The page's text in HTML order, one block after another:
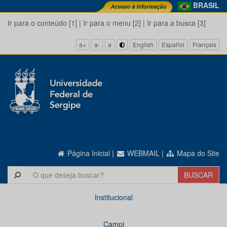
BRASIL
Ir para o conteúdo [1] | Ir para o menu [2] | Ir para a busca [3]
a+ a- a English Español Français
Página Inicial | WEBMAIL | Mapa do Site
Institucional
Campi